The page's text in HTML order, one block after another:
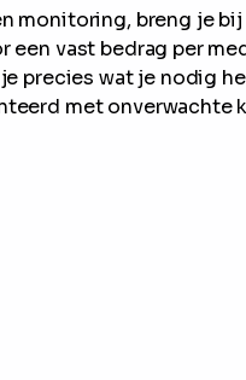
monitoring, breng je
een vast bedrag per
precies wat je nodig
met onverwachte